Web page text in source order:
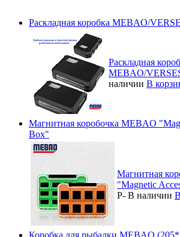
Раскладная коробка MEBAO/
Раскладная
MEBAO/
наличии В
Магнитная коробочка MEBAO
Box"
Магнитная
"Magnetic
Р- В наличии
Коробка для рыбалки MEBAO